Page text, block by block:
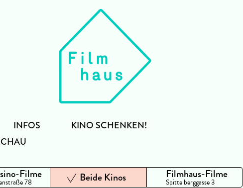
INFOS KINO SCHENKEN!
Filme
78 Beide Kinos Filmhaus-Filme
Spittelberggasse 3